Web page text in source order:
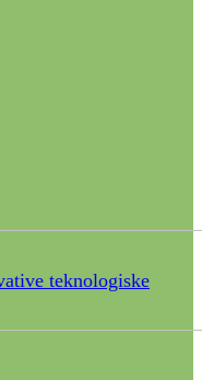
teknologiske